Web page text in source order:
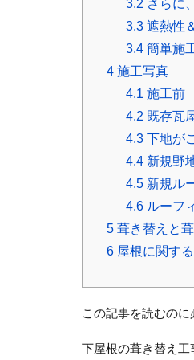
3.2 さらに
3.3 遮熱性
3.4 簡単施
4 施工写真
4.1 施工前
4.2 既存瓦
4.3 下地が
4.4 新規野
4.5 新規ル
4.6 ルーフ
5 葺き替えと
6 屋根に関す
この記事を読むのに
下屋根の葺き替え工